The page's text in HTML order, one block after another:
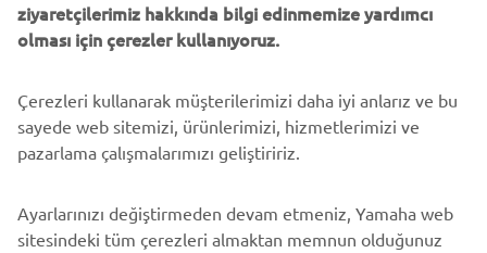
DESTEK
BÜLTEN
En son fırsatları, özel etkinlikleri, yeni çıkan ürünleri ve daha
fazlasını ilk öğrenen siz olun
ziyaretçilerimiz hakkında bilgi edinmemize yardımcı
olması için çerezler kullanıyoruz.
Çerezleri kullanarak müşterilerimizi daha iyi anlarız ve bu
sayede web sitemizi, ürünlerimizi, hizmetlerimizi ve
pazarlama çalışmalarımızı geliştiririz.
Ayarlarınızı değiştirmeden devam etmeniz, Yamaha web
sitesindeki tüm çerezleri almaktan memnun olduğunuz